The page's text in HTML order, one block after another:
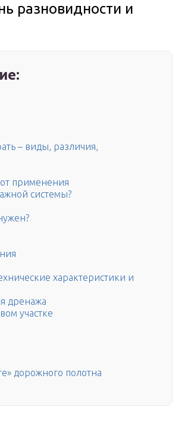
разновидности и
– виды, различия,
от применения
системы?
характеристики и
дренажа
участке
дорожного полотна